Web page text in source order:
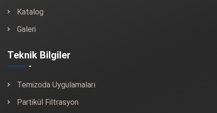
Katalog
Galeri
Teknik Bilgiler
Temizoda Uygulamaları
Partikül Filtrasyon